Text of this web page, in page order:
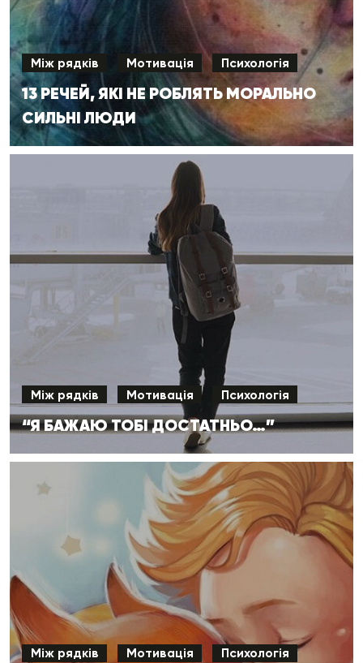
Між рядків Мотивація Психологія
13 РЕЧЕЙ, ЯКІ НЕ РОБЛЯТЬ МОРАЛЬНО
СИЛЬНІ ЛЮДИ
Між рядків Мотивація Психологія
“Я БАЖАЮ ТОБІ ДОСТАТНЬО…”
Між рядків Мотивація Психологія